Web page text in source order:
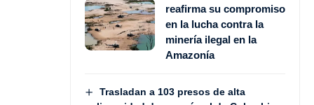
reafirma su compromiso
en la lucha contra la
minería ilegal en la
Amazonía
Trasladan a 103 presos de alta